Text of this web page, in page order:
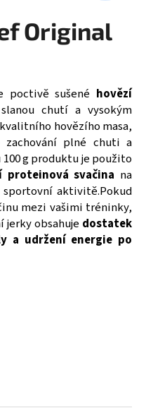
Original
poctivě sušené hovězí
chutí a vysokým
hovězího masa,
plné chuti a
g produktu je použito
proteinová svačina na
aktivitě.Pokud
mezi vašimi tréninky,
jerky obsahuje dostatek
a udržení energie po